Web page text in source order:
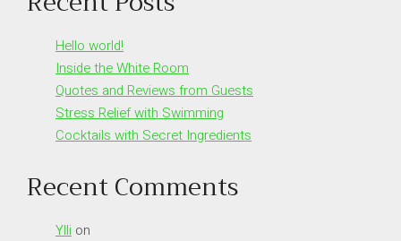
Hello world!
Inside the White Room
Quotes and Reviews from Guests
Stress Relief with Swimming
Cocktails with Secret Ingredients
Recent Comments
Ylli on